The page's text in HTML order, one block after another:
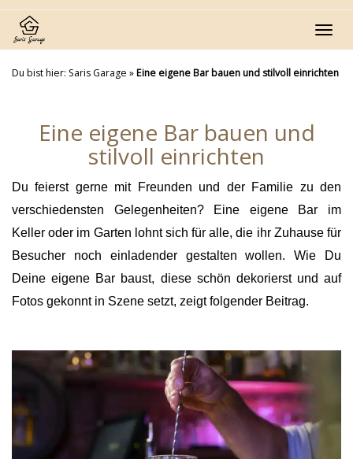
Skip
main
content
Du bist hier: Saris Garage »Eine eigene Bar bauen und stilvoll einrichten
Eine eigene Bar bauen und
stilvoll einrichten
Du feierst gerne mit Freunden und der Familie zu den
verschiedensten Gelegenheiten? Eine eigene Bar im
Keller oder im Garten lohnt sich für alle, die ihr Zuhause für
Besucher noch einladender gestalten wollen. Wie Du
Deine eigene Bar baust, diese schön dekorierst und auf
Fotos gekonnt in Szene setzt, zeigt folgender Beitrag.